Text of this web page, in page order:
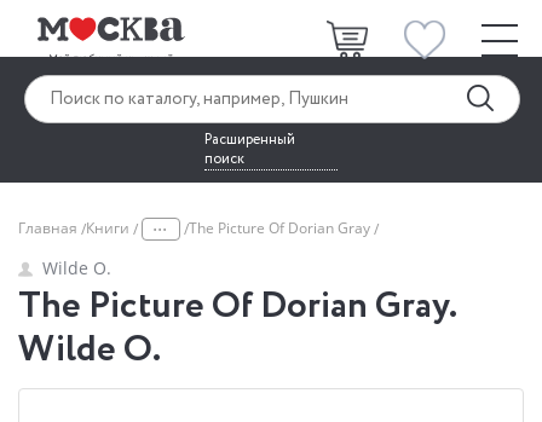
Расширенный
поиск
Главная Книги ... The Picture Of Dorian Gray
Wilde O.
The Picture Of Dorian Gray.
Wilde O.